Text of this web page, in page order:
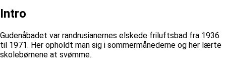
Intro
Gudenåbadet var randrusianernes elskede friluftsbad fra 1936
til 1971. Her opholdt man sig i sommermånederne og her lærte
skolebørnene at svømme.